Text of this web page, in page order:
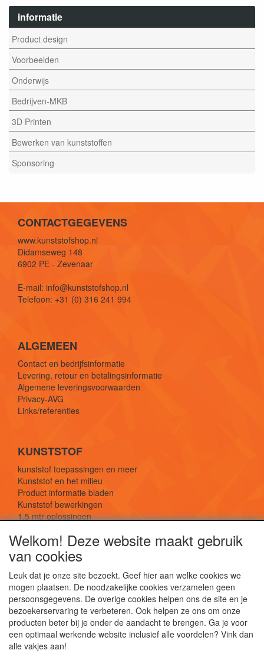
informatie
Product design
Voorbeelden
Onderwijs
Bedrijven-MKB
3D Printen
Bewerken van kunststoffen
Sponsoring
CONTACTGEGEVENS
www.kunststofshop.nl
Didamseweg 148
6902 PE - Zevenaar
E-mail: info@kunststofshop.nl
Telefoon: +31 (0) 316 241 994
ALGEMEEN
Contact en bedrijfsinformatie
Levering, retour en betalingsinformatie
Algemene leveringsvoorwaarden
Privacy-AVG
Links/referenties
KUNSTSTOF
kunststof toepassingen en meer
Kunststof en het milieu
Product informatie bladen
Kunststof bewerkingen
1,5 mtr oplossingen
SOCIALE MEDIA
De webshop voor kunststof platen, folies, buizen
Welkom! Deze website maakt gebruik
van cookies
Leuk dat je onze site bezoekt. Geef hier aan welke cookies we
mogen plaatsen. De noodzakelijke cookies verzamelen geen
persoonsgegevens. De overige cookies helpen ons de site en je
bezoekerservaring te verbeteren. Ook helpen ze ons om onze
producten beter bij je onder de aandacht te brengen. Ga je voor
een optimaal werkende website inclusief alle voordelen? Vink dan
alle vakjes aan!